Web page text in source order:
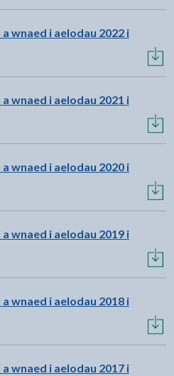
wnaed i aelodau 2022 i
wnaed i aelodau 2021 i
wnaed i aelodau 2020 i
wnaed i aelodau 2019 i
wnaed i aelodau 2018 i
wnaed i aelodau 2017 i